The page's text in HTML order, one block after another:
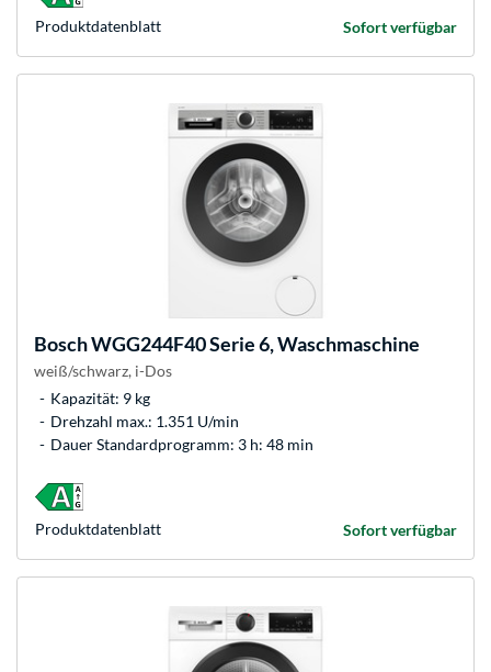
Sofort verfügbar
Produkt­datenblatt
BoschWGG244F40 Serie 6, Waschmaschine
weiß/schwarz, i-Dos
Kapazität: 9 kg
Drehzahl max.: 1.351 U/min
Dauer Standardprogramm: 3 h: 48 min
Sofort verfügbar
Produkt­datenblatt